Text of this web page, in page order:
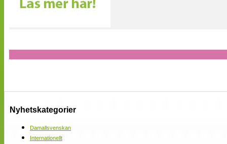
Nyhetskategorier
Damallsvenskan
Internationellt